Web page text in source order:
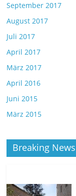
September 2017
August 2017
Juli 2017
April 2017
März 2017
April 2016
Juni 2015
März 2015
Breaking News